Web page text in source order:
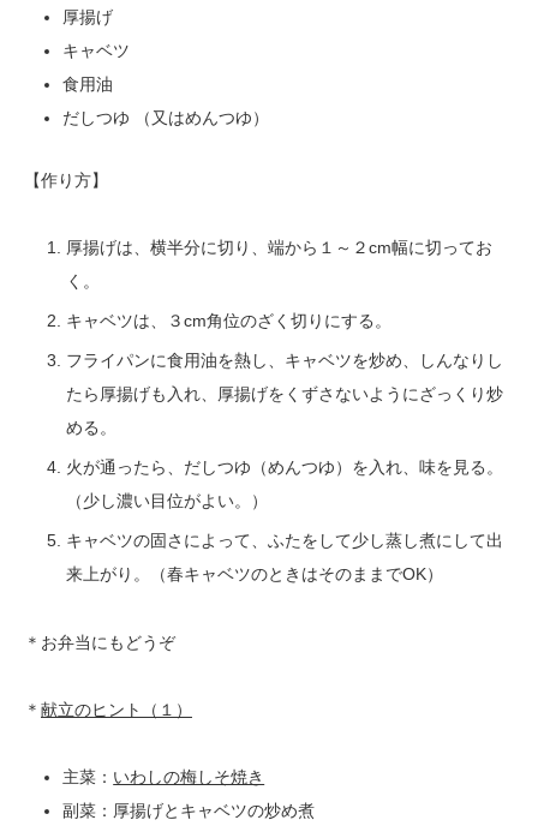
厚揚げ
キャベツ
食用油
だしつゆ （又はめんつゆ）
【作り方】
厚揚げは、横半分に切り、端から１～２cm幅に切ってお
く。
キャベツは、３cm角位のざく切りにする。
フライパンに食用油を熱し、キャベツを炒め、しんなりし
たら厚揚げも入れ、厚揚げをくずさないようにざっくり炒
める。
火が通ったら、だしつゆ（めんつゆ）を入れ、味を見る。
（少し濃い目位がよい。）
キャベツの固さによって、ふたをして少し蒸し煮にして出
来上がり。（春キャベツのときはそのままでOK）
＊お弁当にもどうぞ
＊ 献立のヒント（１）
主菜： いわしの梅しそ焼き
副菜：厚揚げとキャベツの炒め煮